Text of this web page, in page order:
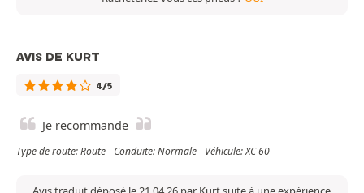
AVIS DE KURT
4/5
Je recommande
Type de route: Route - Conduite: Normale - Véhicule: XC 60